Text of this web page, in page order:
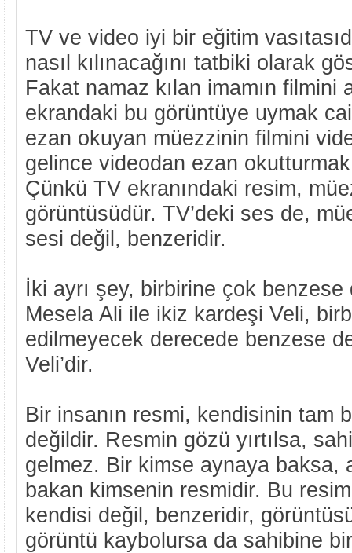
TV ve video iyi bir eğitim
nasıl kılınacağını tatbiki olarak
Fakat namaz kılan imamın filmini
ekrandaki bu görüntüye uymak
ezan okuyan müezzinin filmini
gelince videodan ezan
Çünkü TV ekranındaki resim,
görüntüsüdür. TV’deki ses de,
sesi değil, benzeridir.
İki ayrı şey, birbirine çok benzese
Mesela Ali ile ikiz kardeşi Veli,
edilmeyecek derecede benzese
Veli’dir.
Bir insanın resmi, kendisinin tam
değildir. Resmin gözü yırtılsa,
gelmez. Bir kimse aynaya baksa,
bakan kimsenin resmidir. Bu
kendisi değil, benzeridir,
görüntü kaybolursa da sahibine